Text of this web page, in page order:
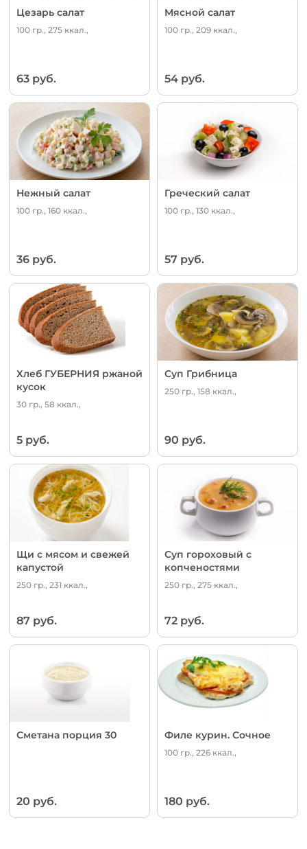
Цезарь салат
100 гр., 275 ккал.,
63 руб.
Мясной салат
100 гр., 209 ккал.,
54 руб.
Нежный салат
100 гр., 160 ккал.,
36 руб.
Греческий салат
100 гр., 130 ккал.,
57 руб.
Хлеб ГУБЕРНИЯ ржаной
кусок
30 гр., 58 ккал.,
5 руб.
Суп Грибница
250 гр., 158 ккал.,
90 руб.
Щи с мясом и свежей
капустой
250 гр., 231 ккал.,
87 руб.
Суп гороховый с
копченостями
250 гр., 275 ккал.,
72 руб.
Сметана порция 30
20 руб.
Филе курин. Сочное
100 гр., 226 ккал.,
180 руб.